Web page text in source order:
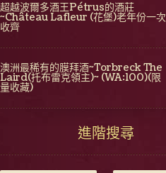
超越波爾多酒王Pétrus的酒莊
~Château Lafleur (花堡)老年份一次
收齊
澳洲最稀有的膜拜酒~Torbreck The
Laird(托布雷克領主)~ (WA:100)(限
量收藏)
進階搜尋